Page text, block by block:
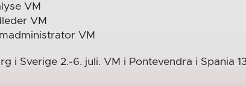
VM
VM
VM
i Sverige 2.-6. juli. VM i Pontevendra i Spania